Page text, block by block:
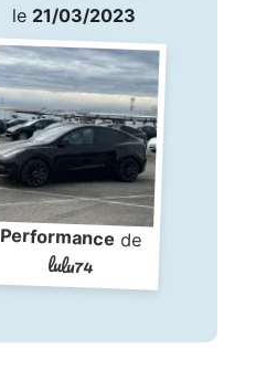
le 21/03/2023
Performancede
lulu74